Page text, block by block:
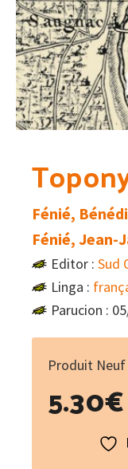
Fénié,
Fénié, Jean-
Editor : Sud
Linga :
Parucion :
Produit Neuf
5.30€